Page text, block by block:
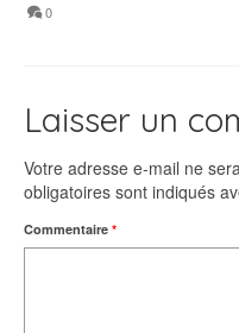
0
Laisser un
Votre adresse e-mail ne
obligatoires sont indiqués
Commentaire *